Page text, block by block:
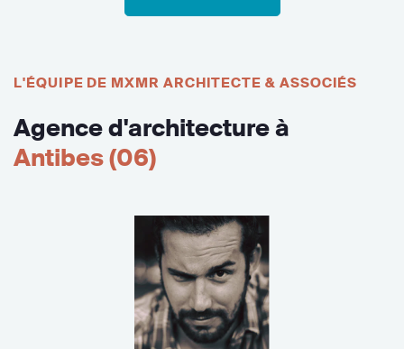
L'ÉQUIPE DE MXMR ARCHITECTE & ASSOCIÉS
Agence d'architecture à
Antibes (06)